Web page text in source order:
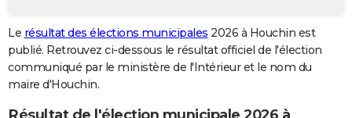
GUIDES D'ACHAT
BONS PLANS
CARTE DE VOEUX
Le résultat des élections municipales 2026 à Houchin est
publié. Retrouvez ci-dessous le résultat officiel de l'élection
communiqué par le ministère de l'Intérieur et le nom du
maire d'Houchin.